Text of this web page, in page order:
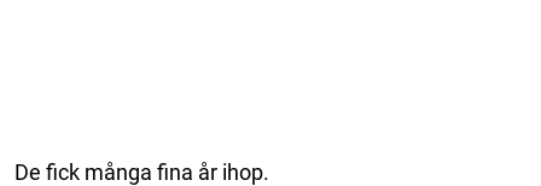
De fick många fina år ihop.